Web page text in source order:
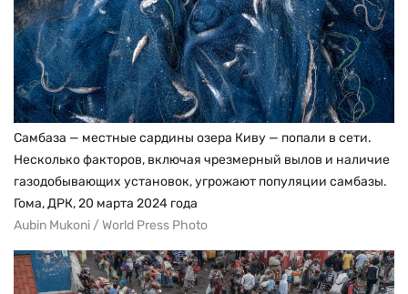
Самбаза — местные сардины озера Киву — попали в сети.
Несколько факторов, включая чрезмерный вылов и наличие
газодобывающих установок, угрожают популяции самбазы.
Гома, ДРК, 20 марта 2024 года
Aubin Mukoni / World Press Photo